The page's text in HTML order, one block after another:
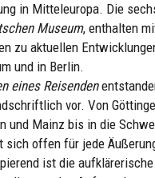
in Mitteleuropa. Die
Museum, enthalten
zu aktuellen
und in Berlin.
eines Reisenden
vor. Von
und Mainz bis in die
offen für jede
ist die